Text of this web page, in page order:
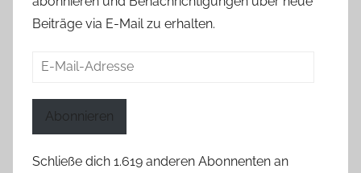
Beiträge via E-Mail zu erhalten.
E-
Abonnieren
Schließe dich 1.619 anderen Abonnenten an